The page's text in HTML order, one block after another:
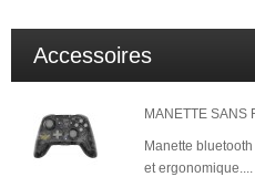
Accessoires
MANETTE SANS
Manette
et ergonomique....